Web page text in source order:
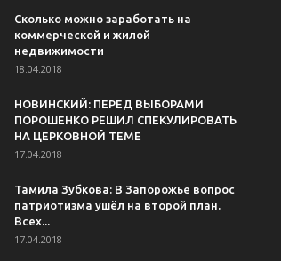
Сколько можно заработать на
коммерческой и жилой
недвижимости
18.04.2018
НОВИНСКИЙ: ПЕРЕД ВЫБОРАМИ
ПОРОШЕНКО РЕШИЛ СПЕКУЛИРОВАТЬ
НА ЦЕРКОВНОЙ ТЕМЕ
17.04.2018
Тамила Зубкова: В Запорожье вопрос
патриотизма ушёл на второй план.
Всех...
17.04.2018